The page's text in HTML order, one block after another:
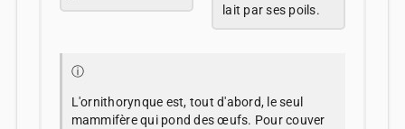
lait par ses poils.
ⓘ
L'ornithorynque est, tout d'abord, le seul
mammifère qui pond des œufs. Pour couver